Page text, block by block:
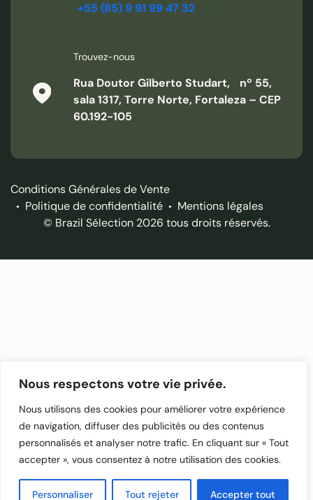
Nous respectons votre vie privée.
Nous utilisons des cookies pour améliorer votre expérience
de navigation, diffuser des publicités ou des contenus
personnalisés et analyser notre trafic. En cliquant sur « Tout
accepter », vous consentez à notre utilisation des cookies.
Personnaliser Tout rejeter Accepter tout
+55 (85) 9 91 99 47 32
Trouvez-nous
Rua Doutor Gilberto Studart, nº 55,
sala 1317, Torre Norte, Fortaleza – CEP
60.192-105
Conditions Générales de Vente
Politique de confidentialité
Mentions légales
© Brazil Sélection 2026 tous droits réservés.